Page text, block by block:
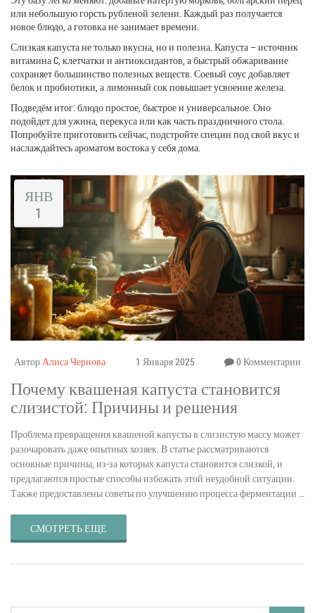
или небольшую горсть рубленой зелени. Каждый раз получается
новое блюдо, а готовка не занимает времени.
Слизкая капуста не только вкусна, но и полезна. Капуста – источник
витамина C, клетчатки и антиоксидантов, а быстрый обжаривание
сохраняет большинство полезных веществ. Соевый соус добавляет
белок и пробиотики, а лимонный сок повышает усвоение железа.
Подведём итог: блюдо простое, быстрое и универсальное. Оно
подойдет для ужина, перекуса или как часть праздничного стола.
Попробуйте приготовить сейчас, подстройте специи под свой вкус и
наслаждайтесь ароматом востока у себя дома.
ЯНВ
1
АвторАлиса Чернова 1 Января 2025 0 Комментарии
Почему квашеная капуста становится
слизистой: Причины и решения
Проблема превращения квашеной капусты в слизистую массу может
разочаровать даже опытных хозяек. В статье рассматриваются
основные причины, из-за которых капуста становится слизкой, и
предлагаются простые способы избежать этой неудобной ситуации.
Также предоставлены советы по улучшению процесса ферментации и
правильно приготовленной и вкусной квашеной капустой.
Дополнительные факты и хитрости помогут вам стать настоящим
СМОТРЕТЬ ЕЩЕ